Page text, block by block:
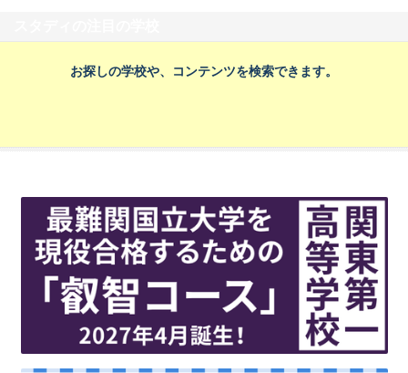
お探しの学校や、コンテンツを検索できます。